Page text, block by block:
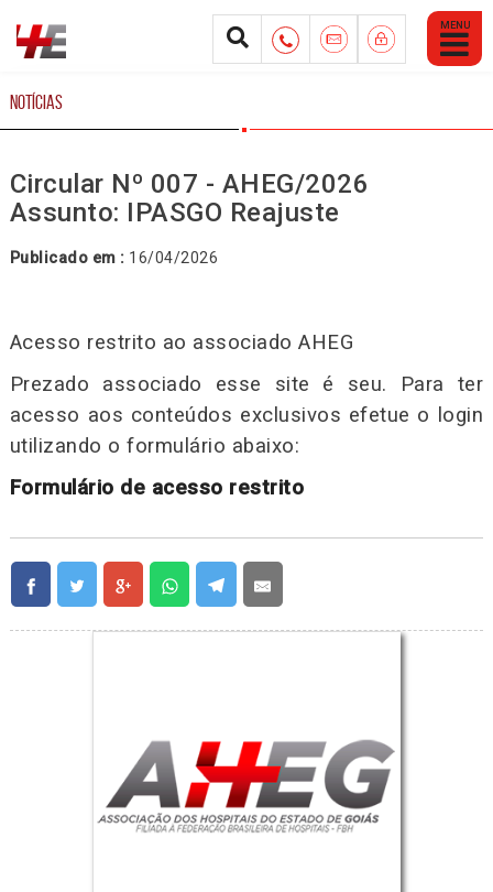
Abrir
Menu
Mobile
NOTÍCIAS
Circular Nº 007 - AHEG/2026
Assunto: IPASGO Reajuste
Publicado em : 16/04/2026
Acesso restrito ao associado AHEG
Prezado associado esse site é seu. Para ter
acesso aos conteúdos exclusivos efetue o login
utilizando o formulário abaixo:
Formulário de acesso restrito